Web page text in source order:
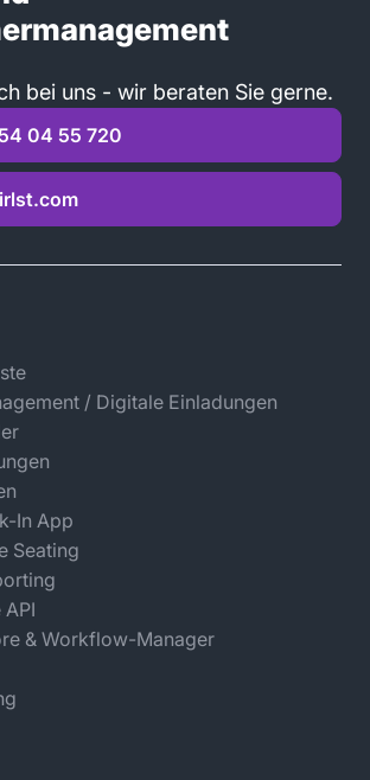
bei uns - wir beraten Sie gerne.
04 55 720
/ Digitale Einladungen
In App
Seating
& Workflow-Manager